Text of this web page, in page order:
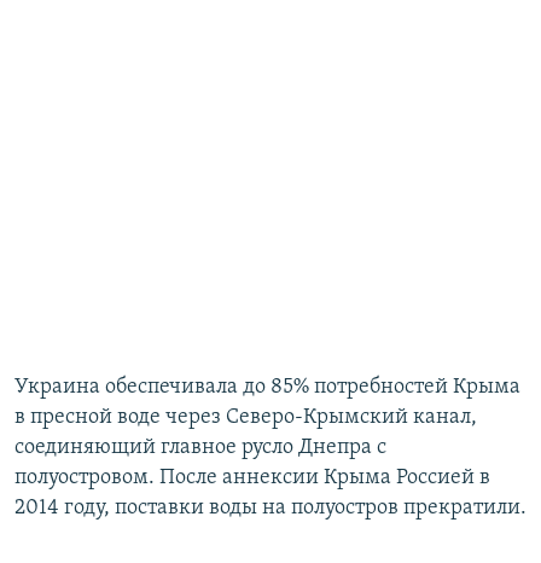
Украина обеспечивала до 85% потребностей Крыма
в пресной воде через Северо-Крымский канал,
соединяющий главное русло Днепра с
полуостровом. После аннексии Крыма Россией в
2014 году, поставки воды на полуостров прекратили.